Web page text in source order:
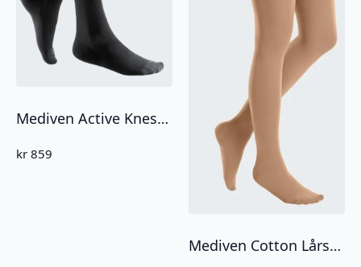
Mediven Active Knestrømpe Herre CCL 1
kr 859
Mediven Cotton Lårstrømpe CCL1 Åpen tå